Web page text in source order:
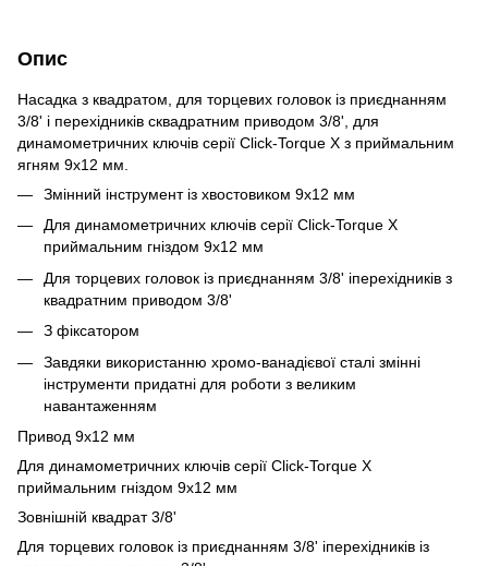
Опис
Насадка з квадратом, для торцевих головок із приєднанням
3/8' і перехідників сквадратним приводом 3/8', для
динамометричних ключів серії Click-Torque X з приймальним
ягням 9x12 мм.
Змінний інструмент із хвостовиком 9x12 мм
Для динамометричних ключів серії Click-Torque X
приймальним гніздом 9x12 мм
Для торцевих головок із приєднанням 3/8' іперехідників з
квадратним приводом 3/8'
З фіксатором
Завдяки використанню хромо-ванадієвої сталі змінні
інструменти придатні для роботи з великим
навантаженням
Привод 9x12 мм
Для динамометричних ключів серії Click-Torque X
приймальним гніздом 9x12 мм
Зовнішній квадрат 3/8'
Для торцевих головок із приєднанням 3/8' іперехідників із